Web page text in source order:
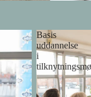
Basis
uddannelse
i